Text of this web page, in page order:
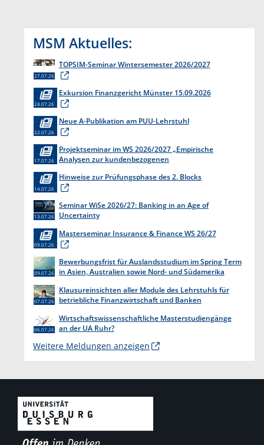
MSM Aktuelles:
TOPSIM-Seminar Wintersemester 2026/2027
27.07.26
Exkursion Finanzgericht Münster 15.09.2026
24.07.26
Neue A-Publikation am PUU-Lehrstuhl
22.07.26
Projektseminar im WS 2026/2027 „Empirische
Analysen zur kundenbezogenen
17.07.26
Hinweise zur Prüfungsphase des 2. Blocks
14.07.26
Seminar WiSe 2026/27: Banking in an Age of
Uncertainty
13.07.26
Masterseminar Insurance & Finance WS 26/27
09.07.26
Bewerbungsfrist für Auslandsstudium im Spring Term
in Asien, Australien sowie Nord- und Südamerika
09.07.26
Klausureinsichten aller Module des Lehrstuhls für
betriebliche Finanzwirtschaft und Banken
07.07.26
Wirtschaftswissenschaftliche Masterstudiengänge
an der UA Ruhr?
06.07.26
Weitere Meldungen anzeigen